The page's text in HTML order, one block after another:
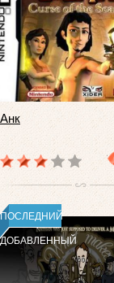
Анк
ПОСЛЕДНИЙ
ДОБАВЛЕННЫЙ